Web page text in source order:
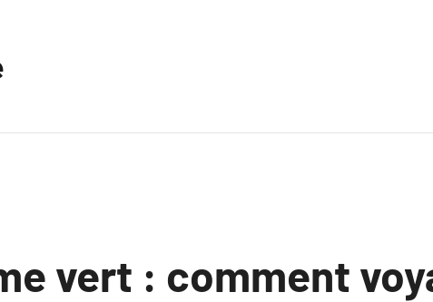
vert : comment